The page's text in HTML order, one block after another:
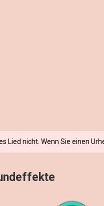
Lied nicht. Wenn Sie einen